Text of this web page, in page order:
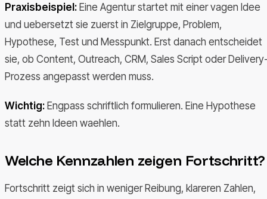
Praxisbeispiel: Eine Agentur startet mit einer vagen Idee
und uebersetzt sie zuerst in Zielgruppe, Problem,
Hypothese, Test und Messpunkt. Erst danach entscheidet
sie, ob Content, Outreach, CRM, Sales Script oder
Prozess angepasst werden muss.
Wichtig: Engpass schriftlich formulieren. Eine Hypothese
statt zehn Ideen waehlen.
Welche Kennzahlen zeigen Fortschritt?
Fortschritt zeigt sich in weniger Reibung, klareren Zahlen,